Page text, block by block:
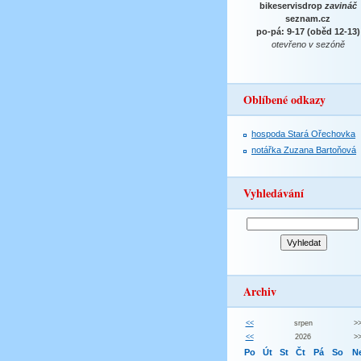
bikeservisdrop zavináč
seznam.cz
po-pá: 9-17 (oběd 12-13)
otevřeno v sezóně
Oblíbené odkazy
hospoda Stará Ořechovka
notářka Zuzana Bartoňová
Vyhledávání
Archiv
<< srpen
>>
<<
2026 >>
Po Út St Čt Pá So